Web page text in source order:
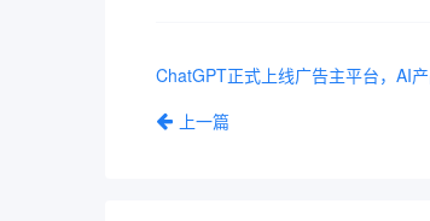
ChatGPT正式上线广告主平台，AI
上一篇